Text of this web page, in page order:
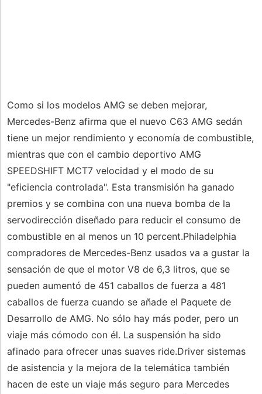
Como si los modelos AMG se deben mejorar,
Mercedes-Benz afirma que el nuevo C63 AMG sedán
tiene un mejor rendimiento y economía de combustible,
mientras que con el cambio deportivo AMG
SPEEDSHIFT MCT7 velocidad y el modo de su
"eficiencia controlada". Esta transmisión ha ganado
premios y se combina con una nueva bomba de la
servodirección diseñado para reducir el consumo de
combustible en al menos un 10 percent.Philadelphia
compradores de Mercedes-Benz usados ​​va a gustar la
sensación de que el motor V8 de 6,3 litros, que se
pueden aumentó de 451 caballos de fuerza a 481
caballos de fuerza cuando se añade el Paquete de
Desarrollo de AMG. No sólo hay más poder, pero un
viaje más cómodo con él. La suspensión ha sido
afinado para ofrecer unas suaves ride.Driver sistemas
de asistencia y la mejora de la telemática también
hacen de este un viaje más seguro para Mercedes